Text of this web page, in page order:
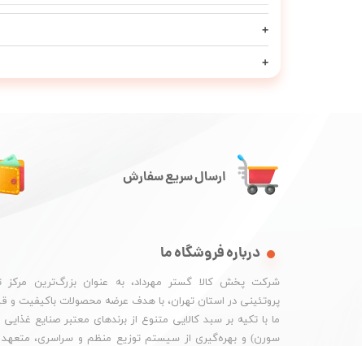
ارسال سریع سفارش
درباره فروشگاه ما
شرکت پخش کالا گستر مهرداد، به عنوان بزرگ‌ترین مرکز
پروتئینی در استان تهران، با هدف عرضه محصولات باکیفیت
ما با تکیه بر سبد کالایی متنوع از برندهای معتبر صنایع
سورن) و بهره‌گیری از سیستم توزیع منظم و سراسری، متعهد